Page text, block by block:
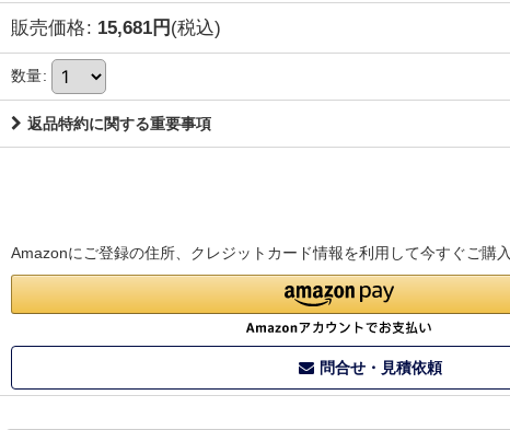
販売価格: 15,681円 (税込)
数量:
返品特約に関する重要事項
Amazonにご登録の住所、クレジットカード情報を利用して今すぐご購入
問合せ・見積依頼